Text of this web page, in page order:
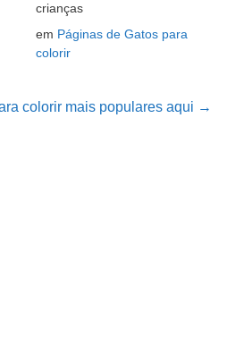
crianças
em Páginas de Gatos para
colorir
colorir mais populares aqui →